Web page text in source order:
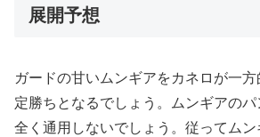
展開予想
ガードの甘いムンギアをカネロが一
定勝ちとなるでしょう。ムンギアの
全く通用しないでしょう。従ってム